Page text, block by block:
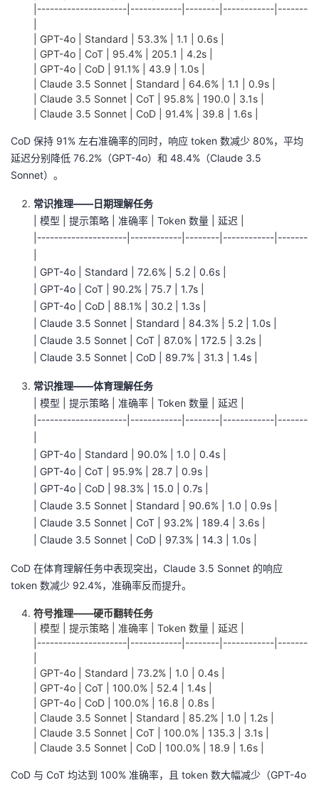
|---------------------|------------|--------|------------|-------
| GPT-4o | Standard | 53.3% | 1.1 | 0.6s |
| GPT-4o | CoT | 95.4% | 205.1 | 4.2s |
| GPT-4o | CoD | 91.1% | 43.9 | 1.0s |
| Claude 3.5 Sonnet | Standard | 64.6% | 1.1 | 0.9s |
| Claude 3.5 Sonnet | CoT | 95.8% | 190.0 | 3.1s |
| Claude 3.5 Sonnet | CoD | 91.4% | 39.8 | 1.6s |
CoD 保持 91% 左右准确率的同时，响应 token 数减少 80%，平均
延迟分别降低 76.2%（GPT-4o）和 48.4%（Claude 3.5
Sonnet）。
常识推理——日期理解任务
| 模型 | 提示策略 | 准确率 | Token 数量 | 延迟 |
|---------------------|------------|--------|------------|-------
| GPT-4o | Standard | 72.6% | 5.2 | 0.6s |
| GPT-4o | CoT | 90.2% | 75.7 | 1.7s |
| GPT-4o | CoD | 88.1% | 30.2 | 1.3s |
| Claude 3.5 Sonnet | Standard | 84.3% | 5.2 | 1.0s |
| Claude 3.5 Sonnet | CoT | 87.0% | 172.5 | 3.2s |
| Claude 3.5 Sonnet | CoD | 89.7% | 31.3 | 1.4s |
常识推理——体育理解任务
| 模型 | 提示策略 | 准确率 | Token 数量 | 延迟 |
|---------------------|------------|--------|------------|-------
| GPT-4o | Standard | 90.0% | 1.0 | 0.4s |
| GPT-4o | CoT | 95.9% | 28.7 | 0.9s |
| GPT-4o | CoD | 98.3% | 15.0 | 0.7s |
| Claude 3.5 Sonnet | Standard | 90.6% | 1.0 | 0.9s |
| Claude 3.5 Sonnet | CoT | 93.2% | 189.4 | 3.6s |
| Claude 3.5 Sonnet | CoD | 97.3% | 14.3 | 1.0s |
CoD 在体育理解任务中表现突出，Claude 3.5 Sonnet 的响应
token 数减少 92.4%，准确率反而提升。
符号推理——硬币翻转任务
| 模型 | 提示策略 | 准确率 | Token 数量 | 延迟 |
|---------------------|------------|--------|------------|-------
| GPT-4o | Standard | 73.2% | 1.0 | 0.4s |
| GPT-4o | CoT | 100.0% | 52.4 | 1.4s |
| GPT-4o | CoD | 100.0% | 16.8 | 0.8s |
| Claude 3.5 Sonnet | Standard | 85.2% | 1.0 | 1.2s |
| Claude 3.5 Sonnet | CoT | 100.0% | 135.3 | 3.1s |
| Claude 3.5 Sonnet | CoD | 100.0% | 18.9 | 1.6s |
CoD 与 CoT 均达到 100% 准确率，且 token 数大幅减少（GPT-4o